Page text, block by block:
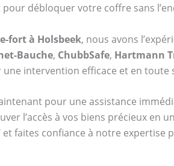
débloquer votre coffre sans
fort à Holsbeek, nous avons
Bauche, ChubbSafe, Hartmann
intervention efficace et en toute
pour une assistance
l’accès à vos biens précieux
faites confiance à notre